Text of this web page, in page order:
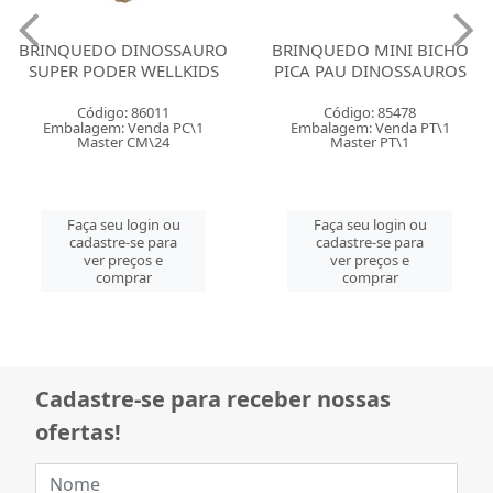
BRINQUEDO DINOSSAURO
SUPER PODER WELLKIDS
Código: 86011
Embalagem: Venda PC\1
Master CM\24
Faça seu login ou
cadastre-se para
ver preços e
comprar
BRINQUEDO MINI BICHO
PICA PAU DINOSSAUROS
Código: 85478
Embalagem: Venda PT\1
Master PT\1
Faça seu login ou
cadastre-se para
ver preços e
comprar
Cadastre-se para receber nossas
ofertas!